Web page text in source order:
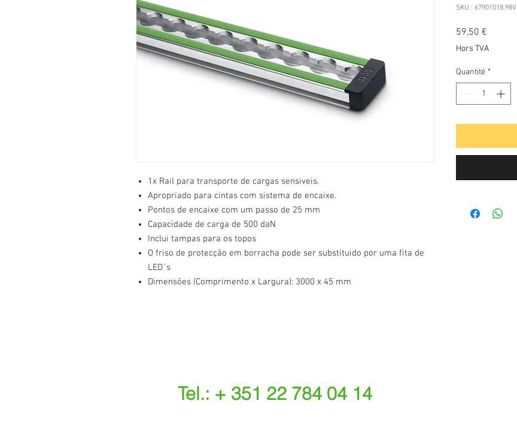
1x Rail para transporte de cargas sensiveis.
Apropriado para cintas com sistema de encaixe.
Pontos de encaixe com um passo de 25 mm
Capacidade de carga de 500 daN
Inclui tampas para os topos
O friso de protecção em borracha pode ser substituido por uma fita de
LED`s
Dimensões (Comprimento x Largura): 3000 x 45 mm
SKU : 67901018.98V
59,50 €
Hors TVA
Quantité *
Tel.: + 351 22 784 04 14